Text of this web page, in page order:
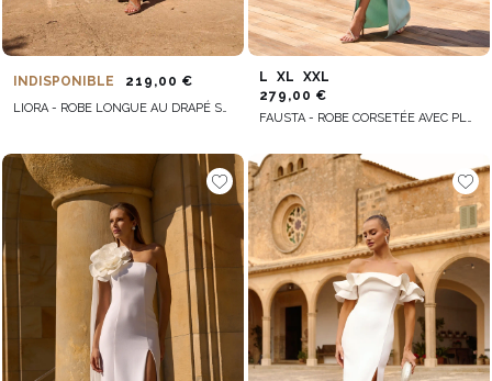
INDISPONIBLE 219,00 €
LIORA - ROBE LONGUE AU DRAPÉ SUBTIL ET AU BAS ÉVASÉ
L XL
XXL
279,00 €
FAUSTA - ROBE CORSETÉE AVEC PLUMES